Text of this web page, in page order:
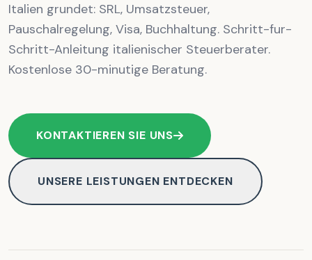
Italien grundet: SRL, Umsatzsteuer,
Pauschalregelung, Visa, Buchhaltung. Schritt-fur-
Schritt-Anleitung italienischer Steuerberater.
Kostenlose 30-minutige Beratung.
KONTAKTIEREN SIE UNS
UNSERE LEISTUNGEN ENTDECKEN